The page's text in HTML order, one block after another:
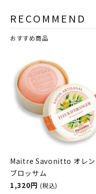
RECOMMEND
おすすめ商品
Maitre Savonitto オレンジ
ブロッサム
1,320円 (税込)